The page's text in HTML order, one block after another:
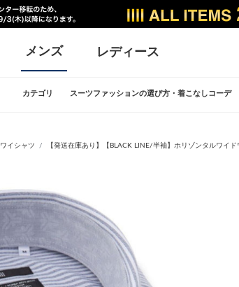
メンズ レディース
カテゴリ スーツファッションの選び方・着こなしコーデ
ワイシャツ 【発送在庫あり】【BLACK LINE/半袖】ホリゾンタルワイ